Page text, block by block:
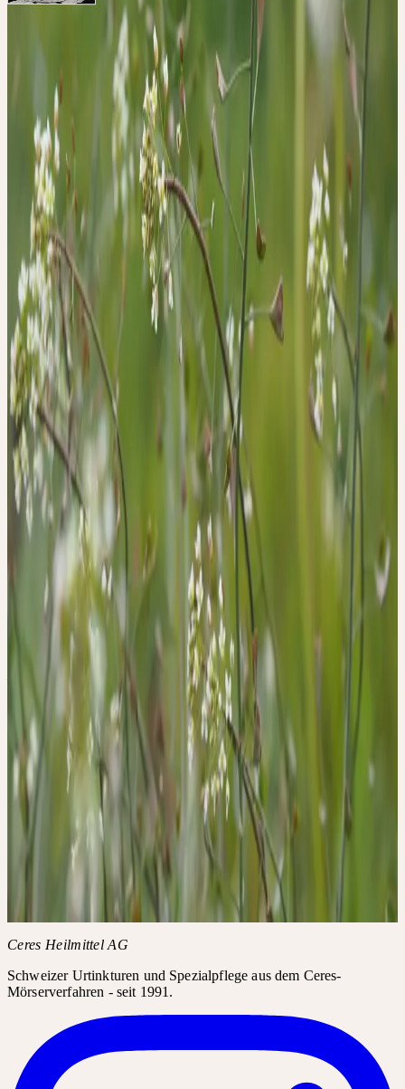
Ärztin, Autorin, Dozentin
Heide Fischer
Schwerpunkte: Naturheilkunde und Psychosomatik in
Gynäkologie und Geburtshilfe, Phytotherapie, Körperorientierte
Visualiserungsarbeit
Hinweise
Aus organisatorischen Gründen können wir derzeit nur
Teilnehmern einen Platz anbieten, die ihren Wohnsitz in
Deutschland haben. Dieser Workshop findet über Zoom statt. Die
Unterlagen zur Fortbildung und der Zoom-Link werden Ihnen zu
einem späteren Zeitpunkt zugesendet.
Kontakt
+49 2237 638 03-0 seminare@ceresheilmittel.de
Jetzt anmelden
Details
Datum
Dienstag, 22. September 2026
Uhrzeit
14:00 – 17:00 Uhr
Anmeldefrist
3 Wochen vor Workshoptermin
Bedingungen
Stornierungsbedingungen: Die Anmeldung kann bis zu 3 Wochen
vor Workshoptermin kostenfrei storniert werden. Danach ist - auch
im Krankheitsfall - die volle Kursgebühr zu entrichten.
Supervision Praxisfälle
Weitere Informationen
AGB der Akademie
FAQ zur Akademie
Ceres Heilmittel AG
Schweizer Urtinkturen und Spezialpflege aus dem Ceres-
Mörserverfahren - seit 1991.